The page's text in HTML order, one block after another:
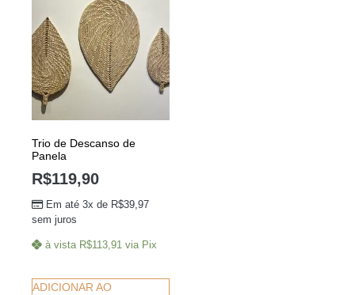
Trio de Descanso de
Panela
R$119,90
Em até 3x de R$39,97
sem juros
à vista R$113,91 via Pix
ADICIONAR AO